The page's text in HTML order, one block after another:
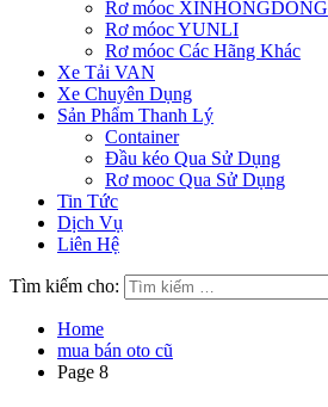
Rơ móoc XINHONGDONG
Rơ móoc YUNLI
Rơ móoc Các Hãng Khác
Xe Tải VAN
Xe Chuyên Dụng
Sản Phẩm Thanh Lý
Container
Đầu kéo Qua Sử Dụng
Rơ mooc Qua Sử Dụng
Tin Tức
Dịch Vụ
Liên Hệ
Tìm kiếm cho:
Home
mua bán oto cũ
Page 8